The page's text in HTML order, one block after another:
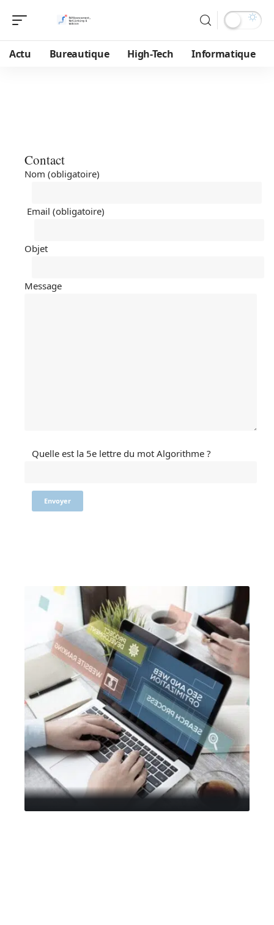
Actu Bureautique High-Tech Informatique
Contact
Nom (obligatoire)
Email (obligatoire)
Objet
Message
Quelle est la 5e lettre du mot Algorithme ?